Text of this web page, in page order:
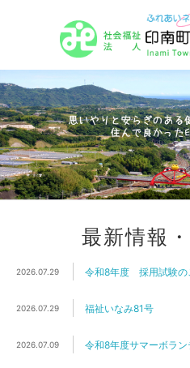
最新情報
2026.07.29 令和8年度 採用試験の
2026.07.29 福祉いなみ81号
2026.07.09 令和8年度サマーボラ